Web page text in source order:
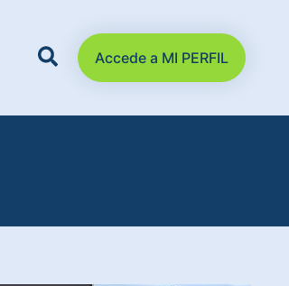
Accede a MI PERFIL